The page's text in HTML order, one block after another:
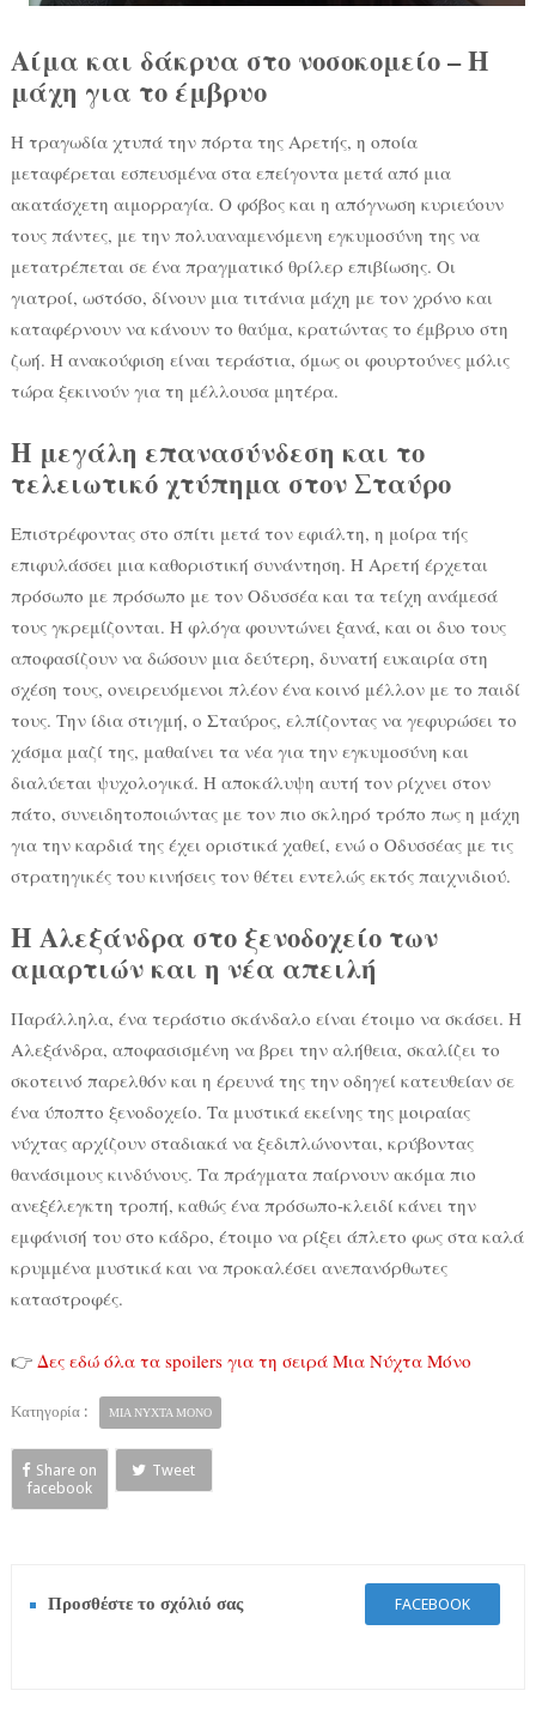
Αίμα και δάκρυα στο νοσοκομείο – Η
μάχη για το έμβρυο
Η τραγωδία χτυπά την πόρτα της Αρετής, η οποία
μεταφέρεται εσπευσμένα στα επείγοντα μετά από μια
ακατάσχετη αιμορραγία. Ο φόβος και η απόγνωση κυριεύουν
τους πάντες, με την πολυαναμενόμενη εγκυμοσύνη της να
μετατρέπεται σε ένα πραγματικό θρίλερ επιβίωσης. Οι
γιατροί, ωστόσο, δίνουν μια τιτάνια μάχη με τον χρόνο και
καταφέρνουν να κάνουν το θαύμα, κρατώντας το έμβρυο στη
ζωή. Η ανακούφιση είναι τεράστια, όμως οι φουρτούνες μόλις
τώρα ξεκινούν για τη μέλλουσα μητέρα.
Η μεγάλη επανασύνδεση και το
τελειωτικό χτύπημα στον Σταύρο
Επιστρέφοντας στο σπίτι μετά τον εφιάλτη, η μοίρα τής
επιφυλάσσει μια καθοριστική συνάντηση. Η Αρετή έρχεται
πρόσωπο με πρόσωπο με τον Οδυσσέα και τα τείχη ανάμεσά
τους γκρεμίζονται. Η φλόγα φουντώνει ξανά, και οι δυο τους
αποφασίζουν να δώσουν μια δεύτερη, δυνατή ευκαιρία στη
σχέση τους, ονειρευόμενοι πλέον ένα κοινό μέλλον με το παιδί
τους. Την ίδια στιγμή, ο Σταύρος, ελπίζοντας να γεφυρώσει το
χάσμα μαζί της, μαθαίνει τα νέα για την εγκυμοσύνη και
διαλύεται ψυχολογικά. Η αποκάλυψη αυτή τον ρίχνει στον
πάτο, συνειδητοποιώντας με τον πιο σκληρό τρόπο πως η μάχη
για την καρδιά της έχει οριστικά χαθεί, ενώ ο Οδυσσέας με τις
στρατηγικές του κινήσεις τον θέτει εντελώς εκτός παιχνιδιού.
Η Αλεξάνδρα στο ξενοδοχείο των
αμαρτιών και η νέα απειλή
Παράλληλα, ένα τεράστιο σκάνδαλο είναι έτοιμο να σκάσει. Η
Αλεξάνδρα, αποφασισμένη να βρει την αλήθεια, σκαλίζει το
σκοτεινό παρελθόν και η έρευνά της την οδηγεί κατευθείαν σε
ένα ύποπτο ξενοδοχείο. Τα μυστικά εκείνης της μοιραίας
νύχτας αρχίζουν σταδιακά να ξεδιπλώνονται, κρύβοντας
θανάσιμους κινδύνους. Τα πράγματα παίρνουν ακόμα πιο
ανεξέλεγκτη τροπή, καθώς ένα πρόσωπο-κλειδί κάνει την
εμφάνισή του στο κάδρο, έτοιμο να ρίξει άπλετο φως στα καλά
κρυμμένα μυστικά και να προκαλέσει ανεπανόρθωτες
καταστροφές.
👉 Δες εδώ όλα τα spoilers για τη σειρά Μια Νύχτα Μόνο
Κατηγορία : ΜΙΑ ΝΥΧΤΑ ΜΟΝΟ
Share on
facebook
Tweet
Προσθέστε το σχόλιό σας FACEBOOK